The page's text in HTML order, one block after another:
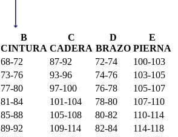
B
CINTURA
C
CADERA
D
BRAZO
E
PIERNA
68-72 87-92 72-74
100-103
73-76 93-96 74-76
103-105
77-80 97-100 76-78
105-107
81-84 101-104 78-80
107-110
85-88 105-108 80-82
110-114
89-92 109-114 82-84
114-118